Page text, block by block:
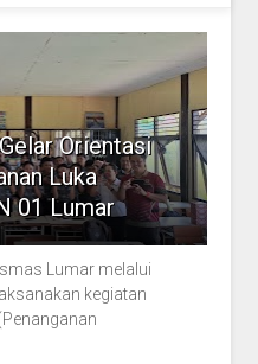
Orientasi
Luka
01 Lumar
Lumar melalui
kegiatan